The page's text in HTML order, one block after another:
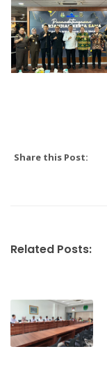
Share this Post:
Related Posts: